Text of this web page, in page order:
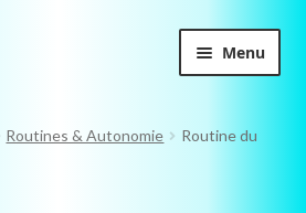
Menu
Routines & Autonomie
Routine du